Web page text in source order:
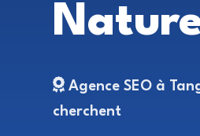
Agence SEO à
cherchent